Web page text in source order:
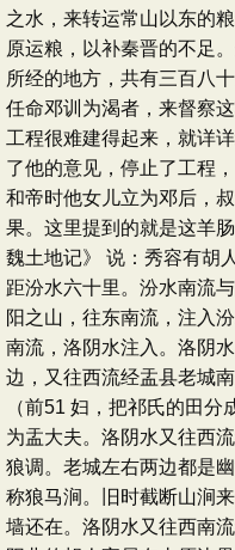
之水，来转运常山以东的
原运粮，以补秦晋的不足
所经的地方，共有三百八
任命邓训为渴者，来督察
工程很难建得起来，就详
了他的意见，停止了工程
和帝时他女儿立为邓后，
果。这里提到的就是这羊
魏土地记》 说：秀容有胡
距汾水六十里。汾水南流
阳之山，往东南流，注入
南流，洛阴水注入。洛阴
边，又往西流经盂县老城
（前51 妇，把祁氏的田
为盂大夫。洛阴水又往西
狼调。老城左右两边都是
称狼马涧。旧时截断山涧
墙还在。洛阴水又往西南